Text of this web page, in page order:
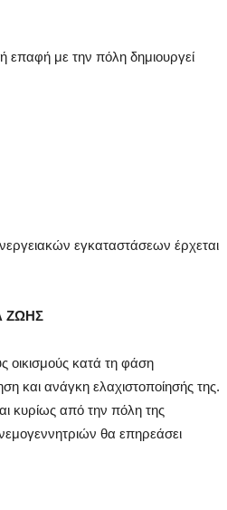
επαφή με την πόλη δημιουργεί
εγκαταστάσεων έρχεται
ΖΩΗΣ
οικισμούς κατά τη φάση
και ανάγκη ελαχιστοποίησής της.
κυρίως από την πόλη της
θα επηρεάσει